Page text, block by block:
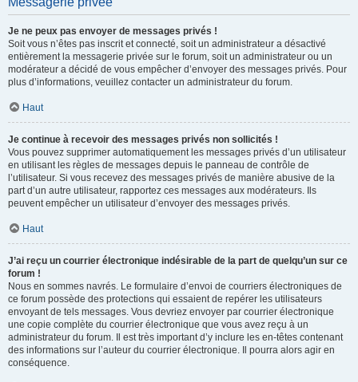
Je ne peux pas envoyer de messages privés !
Soit vous n’êtes pas inscrit et connecté, soit un administrateur a désactivé
entièrement la messagerie privée sur le forum, soit un administrateur ou un
modérateur a décidé de vous empêcher d’envoyer des messages privés. Pour
plus d’informations, veuillez contacter un administrateur du forum.
Haut
Je continue à recevoir des messages privés non sollicités !
Vous pouvez supprimer automatiquement les messages privés d’un utilisateur
en utilisant les règles de messages depuis le panneau de contrôle de
l’utilisateur. Si vous recevez des messages privés de manière abusive de la
part d’un autre utilisateur, rapportez ces messages aux modérateurs. Ils
peuvent empêcher un utilisateur d’envoyer des messages privés.
Haut
J’ai reçu un courrier électronique indésirable de la part de quelqu’un sur ce
forum !
Nous en sommes navrés. Le formulaire d’envoi de courriers électroniques de
ce forum possède des protections qui essaient de repérer les utilisateurs
envoyant de tels messages. Vous devriez envoyer par courrier électronique
une copie complète du courrier électronique que vous avez reçu à un
administrateur du forum. Il est très important d’y inclure les en-têtes contenant
des informations sur l’auteur du courrier électronique. Il pourra alors agir en
conséquence.